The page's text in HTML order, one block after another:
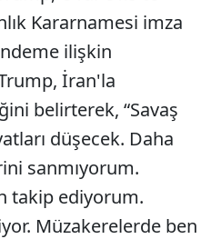
Kararnamesi imza
ilişkin
İran'la
belirterek, “Savaş
düşecek. Daha
sanmıyorum.
takip ediyorum.
Müzakerelerde ben